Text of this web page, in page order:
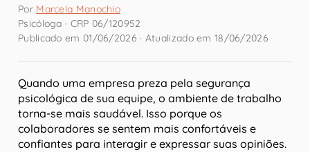
Por Marcela Manochio
Psicóloga · CRP 06/120952
Publicado em 01/06/2026 · Atualizado em 18/06/2026
Quando uma empresa preza pela segurança
psicológica de sua equipe, o ambiente de trabalho
torna-se mais saudável. Isso porque os
colaboradores se sentem mais confortáveis e
confiantes para interagir e expressar suas opiniões.